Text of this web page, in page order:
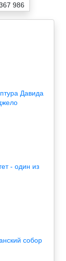
986
Давида
- один из
собор